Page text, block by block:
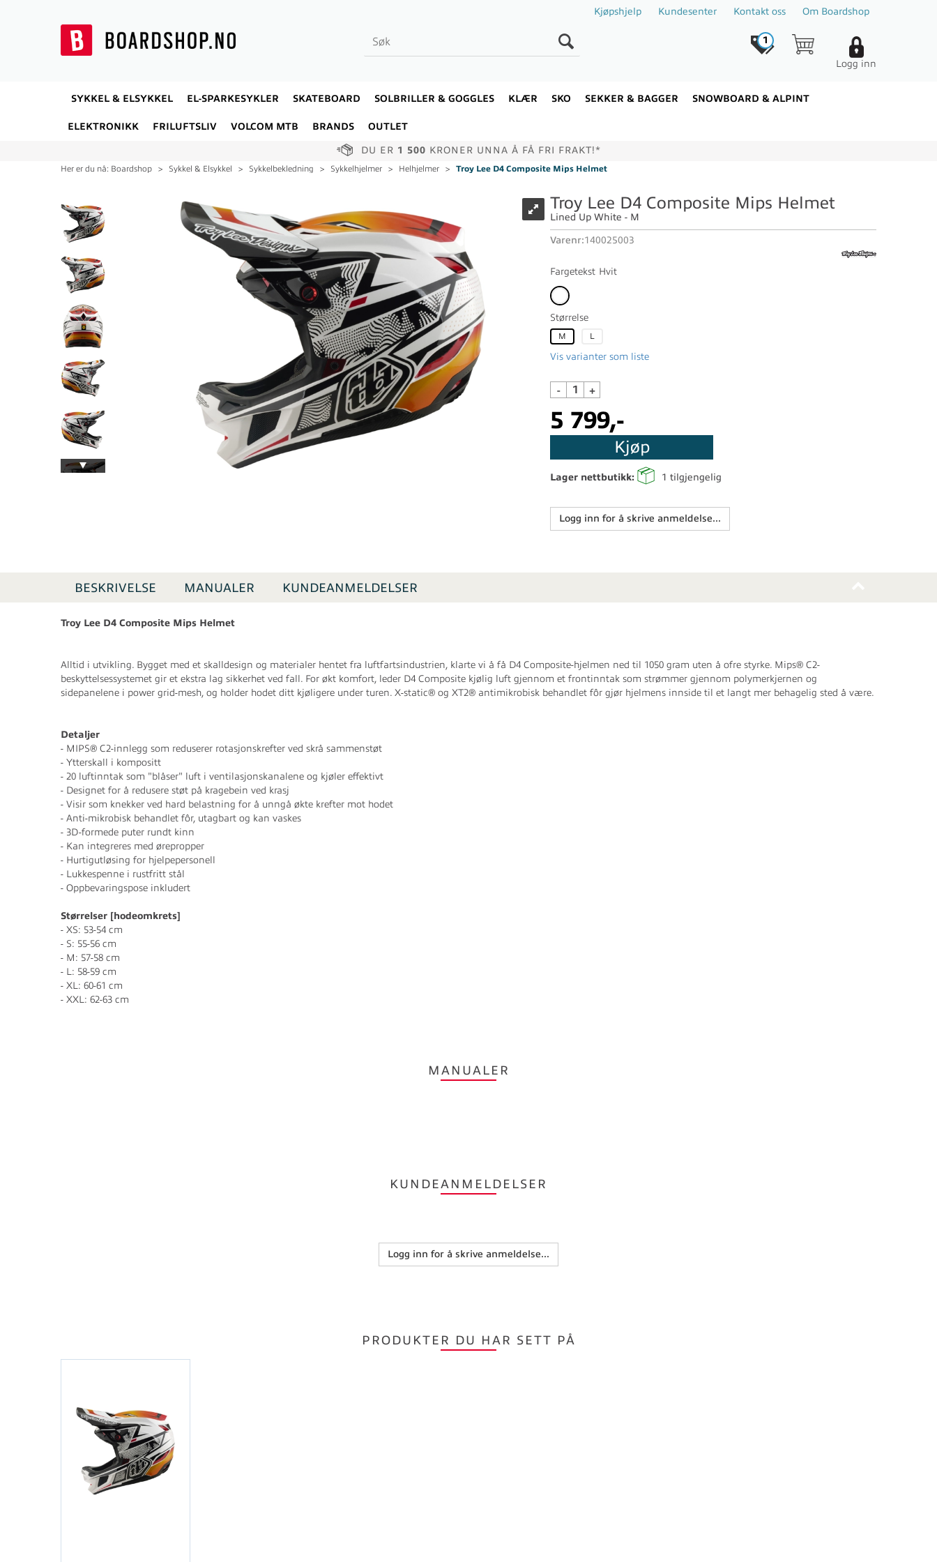
Kjøpshjelp Kundesenter Kontakt oss Om Boardshop
Logg inn
1
SYKKEL & ELSYKKEL EL-SPARKESYKLER SKATEBOARD SOLBRILLER & GOGGLES KLÆR SKO SEKKER & BAGGER SNOWBOARD & ALPINT
ELEKTRONIKK FRILUFTSLIV VOLCOM MTB BRANDS OUTLET
DU ER 1 500 KRONER UNNA Å FÅ FRI FRAKT!*
Her er du nå: Boardshop > Sykkel & Elsykkel > Sykkelbekledning > Sykkelhjelmer > Helhjelmer > Troy Lee D4 Composite Mips Helmet
Troy Lee D4 Composite Mips Helmet
Lined Up White - M
Logg inn for å skrive anmeldelse...
Varenr:140025003
5 799,-
Fargetekst Hvit
Størrelse
M L
Vis varianter som liste
- +
Kjøp
Lager nettbutikk: 1 tilgjengelig
BESKRIVELSE MANUALER KUNDEANMELDELSER
Troy Lee D4 Composite Mips Helmet
Alltid i utvikling. Bygget med et skalldesign og materialer hentet fra luftfartsindustrien, klarte vi å få D4 Composite-hjelmen ned til 1050 gram uten å ofre styrke. Mips® C2-
beskyttelsessystemet gir et ekstra lag sikkerhet ved fall. For økt komfort, leder D4 Composite kjølig luft gjennom et frontinntak som strømmer gjennom polymerkjernen og
sidepanelene i power grid-mesh, og holder hodet ditt kjøligere under turen. X-static® og XT2® antimikrobisk behandlet fôr gjør hjelmens innside til et langt mer behagelig sted å være.
Detaljer
- MIPS® C2-innlegg som reduserer rotasjonskrefter ved skrå sammenstøt
- Ytterskall i kompositt
- 20 luftinntak som "blåser" luft i ventilasjonskanalene og kjøler effektivt
- Designet for å redusere støt på kragebein ved krasj
- Visir som knekker ved hard belastning for å unngå økte krefter mot hodet
- Anti-mikrobisk behandlet fôr, utagbart og kan vaskes
- 3D-formede puter rundt kinn
- Kan integreres med ørepropper
- Hurtigutløsing for hjelpepersonell
- Lukkespenne i rustfritt stål
- Oppbevaringspose inkludert
Størrelser [hodeomkrets]
- XS: 53-54 cm
- S: 55-56 cm
- M: 57-58 cm
- L: 58-59 cm
- XL: 60-61 cm
- XXL: 62-63 cm
MANUALER
KUNDEANMELDELSER
Logg inn for å skrive anmeldelse...
PRODUKTER DU HAR SETT PÅ